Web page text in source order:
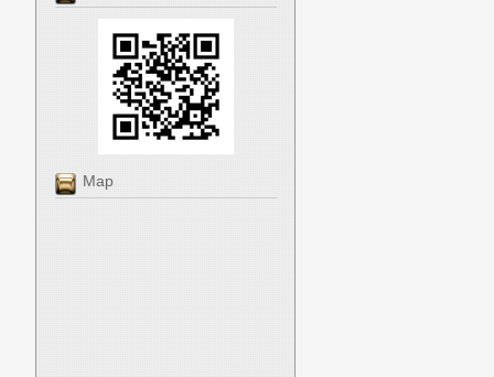
Map